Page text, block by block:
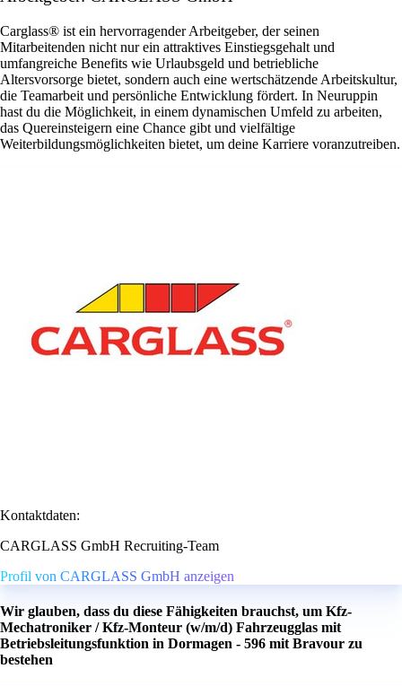
Carglass® ist ein hervorragender Arbeitgeber, der seinen
Mitarbeitenden nicht nur ein attraktives Einstiegsgehalt und
umfangreiche Benefits wie Urlaubsgeld und betriebliche
Altersvorsorge bietet, sondern auch eine wertschätzende Arbeitskultur,
die Teamarbeit und persönliche Entwicklung fördert. In Neuruppin
hast du die Möglichkeit, in einem dynamischen Umfeld zu arbeiten,
das Quereinsteigern eine Chance gibt und vielfältige
Weiterbildungsmöglichkeiten bietet, um deine Karriere voranzutreiben.
Kontaktdaten:
CARGLASS GmbH Recruiting-Team
Profil von CARGLASS GmbH anzeigen
Wir glauben, dass du diese Fähigkeiten brauchst, um Kfz-
Mechatroniker / Kfz-Monteur (w/m/d) Fahrzeugglas mit
Betriebsleitungsfunktion in Dormagen - 596 mit Bravour zu
bestehen